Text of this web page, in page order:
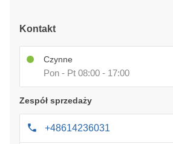
Kontakt
Czynne
Pon - Pt 08:00 - 17:00
Zespół sprzedaży
+48614236031